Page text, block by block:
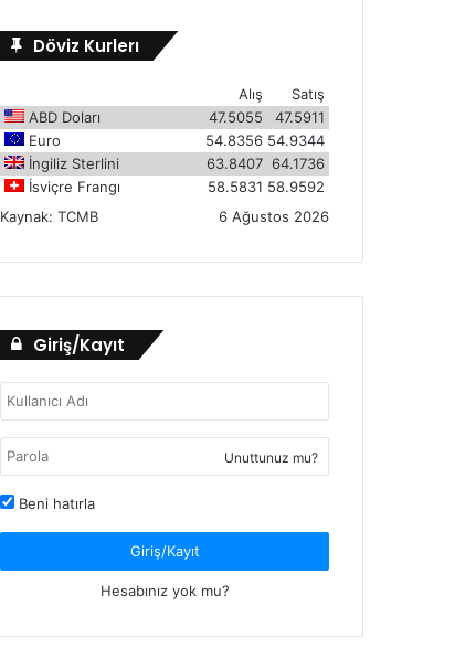
Döviz Kurlerı
Satış
Alış
ABD Doları
47.5911
47.5055
Euro
54.9344
54.8356
İngiliz Sterlini
64.1736
63.8407
İsviçre Frangı
58.9592
58.5831
Kaynak:TCMB 6 Ağustos 2026
Giriş/Kayıt
Unuttunuz mu?
Beni hatırla
Giriş/Kayıt
Hesabınız yok mu?